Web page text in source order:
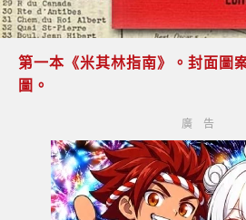
第一本《米其林指南》。封面圖
圖。